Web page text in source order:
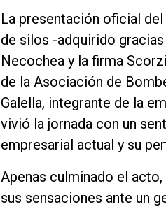
La presentación oficial
de silos -adquirido
Necochea y la firma
de la Asociación de
Galella, integrante de la
vivió la jornada con un
empresarial actual y su
Apenas culminado el
sus sensaciones ante un